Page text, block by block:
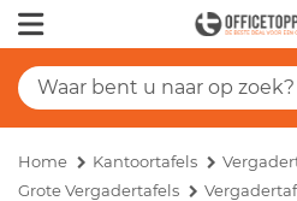
Home Kantoortafels
Grote Vergadertafels